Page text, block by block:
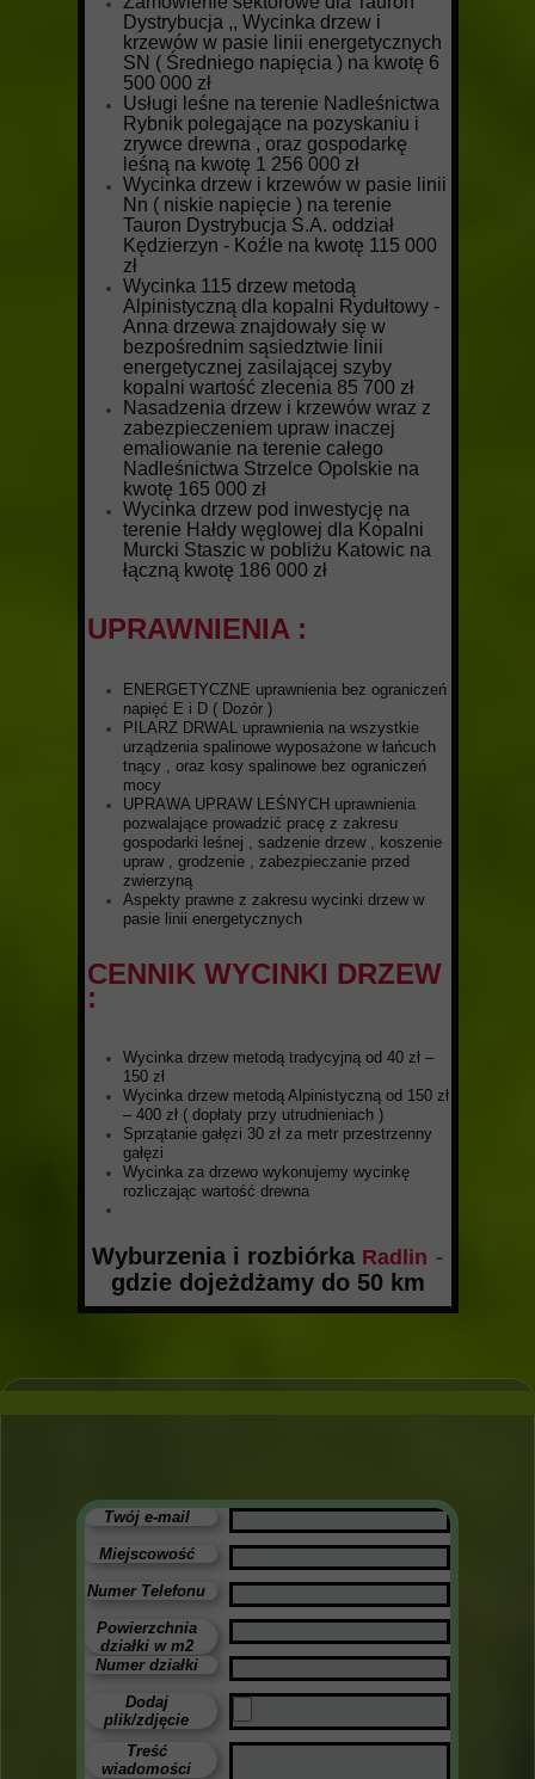
Dystrybucja ,, Wycinka drzew i
krzewów w pasie linii energetycznych
SN ( Średniego napięcia ) na kwotę 6
500 000 zł
Usługi leśne na terenie Nadleśnictwa
Rybnik polegające na pozyskaniu i
zrywce drewna , oraz gospodarkę
leśną na kwotę 1 256 000 zł
Wycinka drzew i krzewów w pasie linii
Nn ( niskie napięcie ) na terenie
Tauron Dystrybucja S.A. oddział
Kędzierzyn - Koźle na kwotę 115 000
zł
Wycinka 115 drzew metodą
Alpinistyczną dla kopalni Rydułtowy -
Anna drzewa znajdowały się w
bezpośrednim sąsiedztwie linii
energetycznej zasilającej szyby
kopalni wartość zlecenia 85 700 zł
Nasadzenia drzew i krzewów wraz z
zabezpieczeniem upraw inaczej
emaliowanie na terenie całego
Nadleśnictwa Strzelce Opolskie na
kwotę 165 000 zł
Wycinka drzew pod inwestycję na
terenie Hałdy węglowej dla Kopalni
Murcki Staszic w pobliżu Katowic na
łączną kwotę 186 000 zł
UPRAWNIENIA :
ENERGETYCZNE uprawnienia bez ograniczeń
napięć E i D ( Dozór )
PILARZ DRWAL uprawnienia na wszystkie
urządzenia spalinowe wyposażone w łańcuch
tnący , oraz kosy spalinowe bez ograniczeń
mocy
UPRAWA UPRAW LEŚNYCH uprawnienia
pozwalające prowadzić pracę z zakresu
gospodarki leśnej , sadzenie drzew , koszenie
upraw , grodzenie , zabezpieczanie przed
zwierzyną
Aspekty prawne z zakresu wycinki drzew w
pasie linii energetycznych
CENNIK WYCINKI DRZEW
:
Wycinka drzew metodą tradycyjną od 40 zł –
150 zł
Wycinka drzew metodą Alpinistyczną od 150 zł
– 400 zł ( dopłaty przy utrudnieniach )
Sprzątanie gałęzi 30 zł za metr przestrzenny
gałęzi
Wycinka za drzewo wykonujemy wycinkę
rozliczając wartość drewna
Wyburzenia i rozbiórka Radlin -
gdzie dojeżdżamy do 50 km
Twój e-mail
Miejscowość
Numer Telefonu
Powierzchnia
działki w m2
Numer działki
Dodaj
plik/zdjęcie
Treść
wiadomości